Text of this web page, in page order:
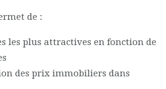
de :
les plus attractives en fonction de
des prix immobiliers dans